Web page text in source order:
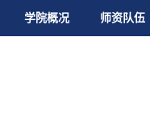
学院概况 师资队伍